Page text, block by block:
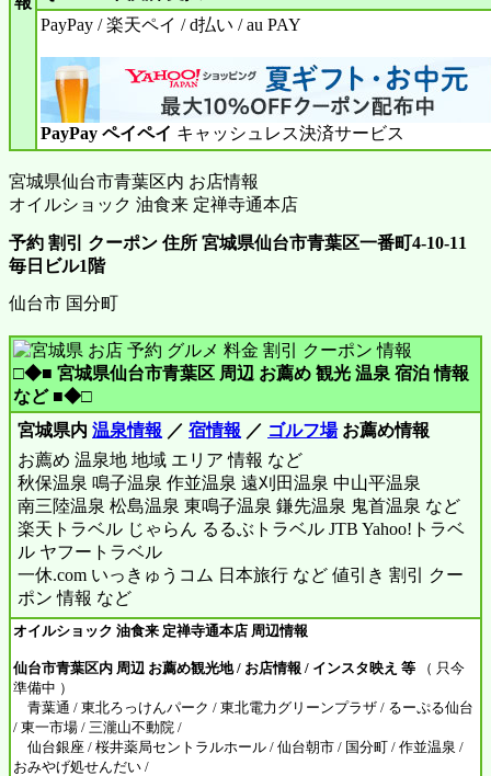
PayPay / 楽天ペイ / d払い / au PAY
PayPay ペイペイ キャッシュレス決済サービス
宮城県仙台市青葉区内 お店情報
オイルショック 油食来 定禅寺通本店
予約 割引 クーポン 住所 宮城県仙台市青葉区一番町4-10-11
毎日ビル1階
仙台市 国分町
□◆■ 宮城県仙台市青葉区 周辺 お薦め 観光 温泉 宿泊 情報
など ■◆□
宮城県内 温泉情報 ／ 宿情報 ／ ゴルフ場お薦め情報
お薦め 温泉地 地域 エリア 情報 など
秋保温泉 鳴子温泉 作並温泉 遠刈田温泉 中山平温泉
南三陸温泉 松島温泉 東鳴子温泉 鎌先温泉 鬼首温泉 など
楽天トラベル じゃらん るるぶトラベル JTB Yahoo!トラベ
ル ヤフートラベル
一休.com いっきゅうコム 日本旅行 など 値引き 割引 クー
ポン 情報 など
オイルショック 油食来 定禅寺通本店 周辺情報
仙台市青葉区内 周辺 お薦め観光地 / お店情報 / インスタ映え 等 （ 只今
準備中 ）
青葉通 / 東北ろっけんパーク / 東北電力グリーンプラザ / るーぷる仙台
/ 東一市場 / 三瀧山不動院 /
仙台銀座 / 桜井薬局セントラルホール / 仙台朝市 / 国分町 / 作並温泉 /
おみやげ処せんだい /